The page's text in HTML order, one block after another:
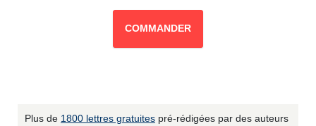
COMMANDER
Plus de 1800 lettres gratuites pré-rédigées par des auteurs